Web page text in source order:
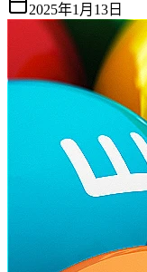
2025年1月13日
眼睛是我們感知世界